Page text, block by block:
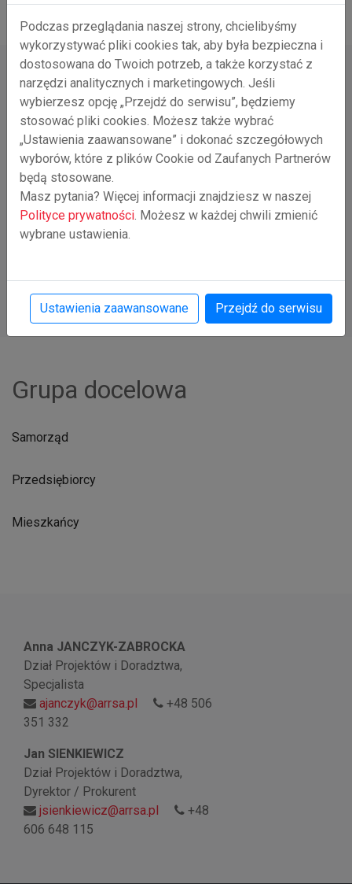
Forma wsparcia
Grupa docelowa
Samorząd
Przedsiębiorcy
Mieszkańcy
Anna JANCZYK-ZABROCKA
Dział Projektów i Doradztwa,
Specjalista
ajanczyk@arrsa.pl
+48 506
351 332
Jan SIENKIEWICZ
Dział Projektów i Doradztwa,
Dyrektor / Prokurent
jsienkiewicz@arrsa.pl
+48
606 648 115
Podczas przeglądania naszej strony, chcielibyśmy
wykorzystywać pliki cookies tak, aby była bezpieczna i
dostosowana do Twoich potrzeb, a także korzystać z
narzędzi analitycznych i marketingowych. Jeśli
wybierzesz opcję „Przejdź do serwisu”, będziemy
stosować pliki cookies. Możesz także wybrać
„Ustawienia zaawansowane” i dokonać szczegółowych
wyborów, które z plików Cookie od Zaufanych Partnerów
będą stosowane.
Masz pytania? Więcej informacji znajdziesz w naszej
Polityce prywatności . Możesz w każdej chwili zmienić
wybrane ustawienia.
Ustawienia zaawansowane Przejdź do serwisu